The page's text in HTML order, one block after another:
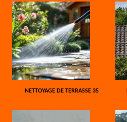
NETTOYAGE DE TERRASSE 35